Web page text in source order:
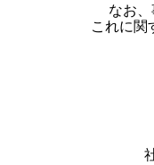
なお、
これに関
社